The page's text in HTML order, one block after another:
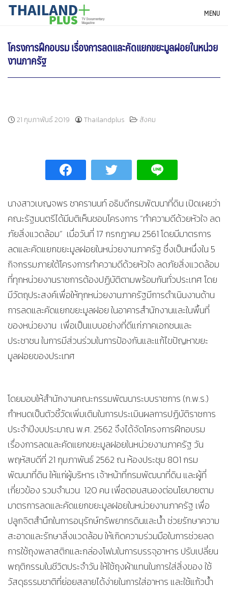
SkipTHAILANDPLUS NEWS MENU
โครงการฝึกอบรม เรื่องการลดและคัดแยกขยะมูลฝอยในหน่วย
งานภาครัฐ
21 กุมภาพันธ์ 2019 Thailandplus สังคม
นางสาวเบญจพร ชาครานนท์ อธิบดีกรมพัฒนาที่ดิน เปิดเผยว่า
คณะรัฐมนตรีได้มีมติเห็นชอบโครงการ “ทำความดีด้วยหัวใจ ลด
ภัยสิ่งแวดล้อม” เมื่อวันที่ 17 กรกฎาคม 2561 โดยมีมาตรการ
ลดและคัดแยกขยะมูลฝอยในหน่วยงานภาครัฐ ซึ่งเป็นหนึ่งใน 5
กิจกรรมภายใต้โครงการทำความดีด้วยหัวใจ ลดภัยสิ่งแวดล้อม
ที่ทุกหน่วยงานราชการต้องปฏิบัติตามพร้อมกันทั่วประเทศ โดย
มีวัตถุประสงค์เพื่อให้ทุกหน่วยงานภาครัฐมีการดำเนินงานด้าน
การลดและคัดแยกขยะมูลฝอย ในอาคารสำนักงานและในพื้นที่
ของหน่วยงาน เพื่อเป็นแบบอย่างที่ดีแก่ภาคเอกชนและ
ประชาชน ในการมีส่วนร่วมในการป้องกันและแก้ไขปัญหาขยะ
มูลฝอยของประเทศ
โดยมอบให้สำนักงานคณะกรรมพัฒนาระบบราชการ (ก.พ.ร.)
กำหนดเป็นตัวชี้วัดเพิ่มเติมในการประเมินผลการปฏิบัติราชการ
ประจำปีงบประมาณ พ.ศ. 2562 จึงได้จัดโครงการฝึกอบรม
เรื่องการลดและคัดแยกขยะมูลฝอยในหน่วยงานภาครัฐ วัน
พฤหัสบดีที่ 21 กุมภาพันธ์ 2562 ณ ห้องประชุม 801 กรม
พัฒนาที่ดิน ให้แก่ผู้บริหาร เจ้าหน้าที่กรมพัฒนาที่ดิน และผู้ที่
เกี่ยวข้อง รวมจำนวน 120 คน เพื่อตอบสนองต่อนโยบายตาม
มาตรการลดและคัดแยกขยะมูลฝอยในหน่วยงานภาครัฐ เพื่อ
ปลูกจิตสำนึกในการอนุรักษ์ทรัพยากรดินและน้ำ ช่วยรักษาความ
สะอาดและรักษาสิ่งแวดล้อม ให้เกิดความร่วมมือในการช่วยลด
การใช้ถุงพลาสติกและกล่องโฟมในการบรรจุอาหาร ปรับเปลี่ยน
พฤติกรรมในชีวิตประจำวัน ให้ใช้ถุงผ้าแทนในการใส่สิ่งของ ใช้
วัสดุธรรมชาติที่ย่อยสลายได้ง่ายในการใส่อาหาร และใช้แก้วน้ำ